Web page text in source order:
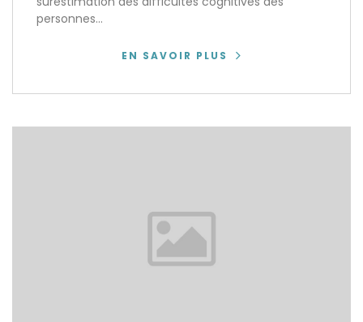
personnes...
EN SAVOIR PLUS